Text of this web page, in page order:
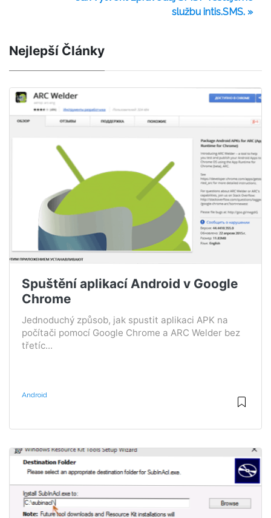
službu intis.SMS. »
Nejlepší Články
Spuštění aplikací Android v Google
Chrome
Jednoduchý způsob, jak spustit aplikaci APK na
počítači pomocí Google Chrome a ARC Welder bez
třetíc...
Android